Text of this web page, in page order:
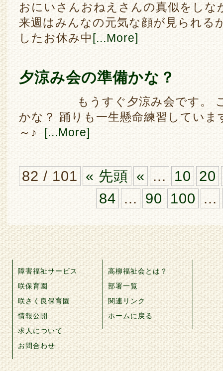
おにいさんおねえさんの真似をし
来週はみんなの元気な顔が見られる
したお休み中[...More]
夕涼み会の準備かな？
もうすぐ夕涼み会です。 こ
かな？ 踊りも一生懸命練習してい
～♪ [...More]
82 / 101 « 先頭 « ... 10 20
84 ... 90 100 ...
障害福祉サービス
咲保育園
咲さく良保育園
情報公開
求人について
お問合わせ
高柳福祉会とは？
部署一覧
関連リンク
ホームに戻る